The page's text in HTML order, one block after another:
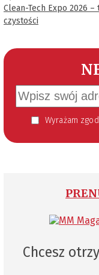
Clean-Tech Expo 2026
czystości
Wyrażam zgodę na otrzymywanie informacji handlowej kierowanej do mnie za pomocą środków komunikacji elektronicznej w szczególności
Chcesz